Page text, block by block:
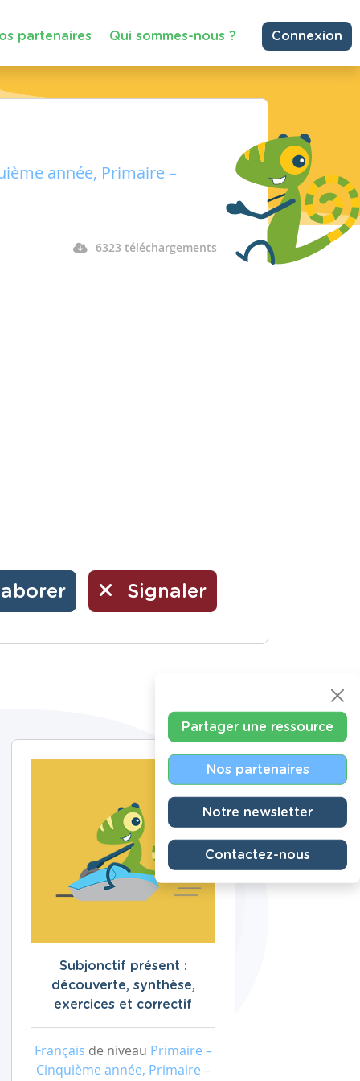
partenaires Qui sommes-nous ? Connexion
année, Primaire –
6323 téléchargements
Signaler
Subjonctif présent :
découverte, synthèse,
exercices et correctif
Français de niveau Primaire –
Cinquième année, Primaire –
Partager une ressource
Nos partenaires
Notre newsletter
Contactez-nous